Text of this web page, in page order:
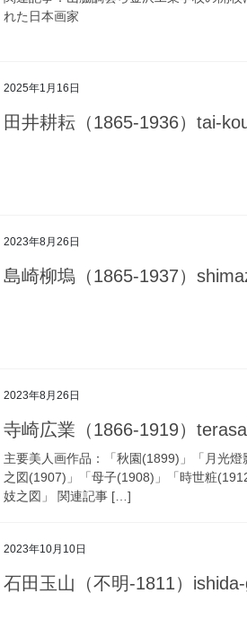
れた日本画家
2025年1月16日
田井耕耘（1865-1936）tai-
2023年8月26日
島崎柳塢（1865-1937）
2023年8月26日
寺崎広業（1866-1919）
主要美人画作品：「秋園(1899)」「月光
之図(1907)」「母子(1908)」「時世粧
妓之図」 関連記事 […]
2023年10月10日
石田玉山（不明-1811）